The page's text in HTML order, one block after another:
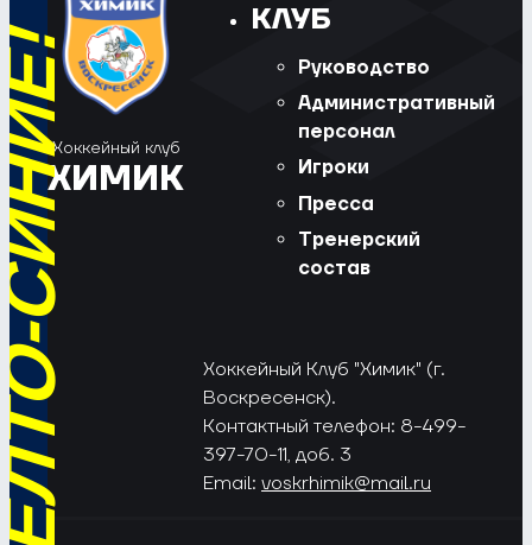
Хоккейный клуб
ХИМИК
КЛУБ
Руководство
Административный
персонал
Игроки
Пресса
Тренерский
состав
Хоккейный Клуб "Химик" (г.
Воскресенск).
Контактный телефон: 8-499-
397-70-11, доб. 3
Email: voskrhimik@mail.ru